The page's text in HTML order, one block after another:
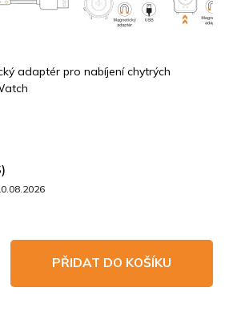
PŘIDAT DO KOŠÍKU
adaptér pro nabíjení chytrých